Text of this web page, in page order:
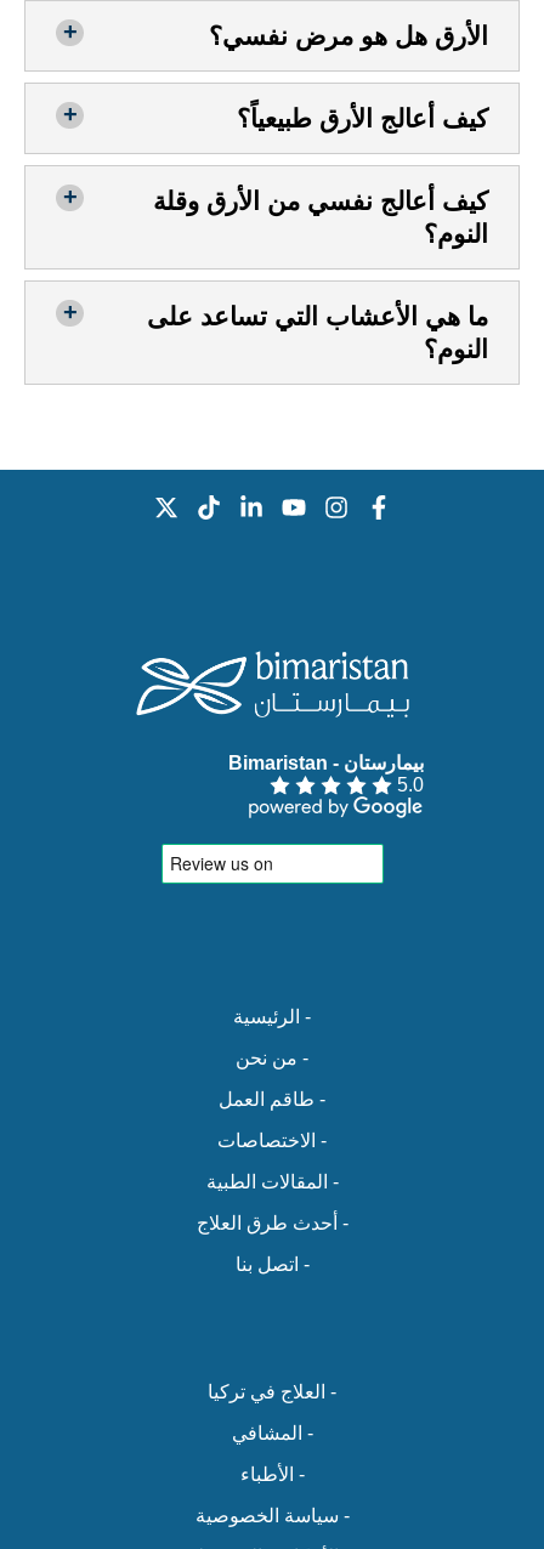
الأرق هل هو مرض نفسي؟
كيف أعالج الأرق طبيعياً؟
كيف أعالج نفسي من الأرق وقلة
النوم؟
ما هي الأعشاب التي تساعد على
النوم؟
بيمارستان - Bimaristan‏
5.0
- الرئيسية
- من نحن
- طاقم العمل
- الاختصاصات
- المقالات الطبية
- أحدث طرق العلاج
- اتصل بنا
- العلاج في تركيا
- المشافي
- الأطباء
- سياسة الخصوصية